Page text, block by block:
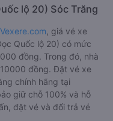
lộ 20) Sóc Trăng
Vexere.com , giá vé xe
Quốc lộ 20) có mức
đồng. Trong đó, nhà
đồng. Đặt vé xe
chính hãng tại
giữ chỗ 100% và hỗ
đặt vé và đổi trả vé